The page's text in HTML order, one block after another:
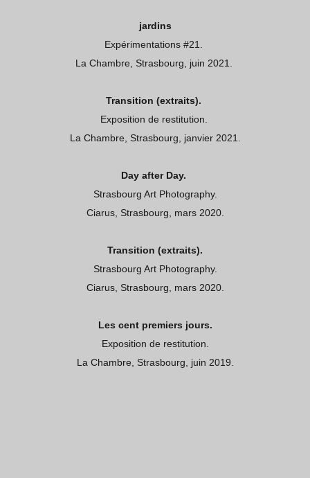
jardins
Expérimentations #21.
La Chambre, Strasbourg, juin 2021.
Transition (extraits).
Exposition de restitution.
La Chambre, Strasbourg, janvier 2021.
Day after Day.
Strasbourg Art Photography.
Ciarus, Strasbourg, mars 2020.
Transition (extraits).
Strasbourg Art Photography.
Ciarus, Strasbourg, mars 2020.
Les cent premiers jours.
Exposition de restitution.
La Chambre, Strasbourg, juin 2019.